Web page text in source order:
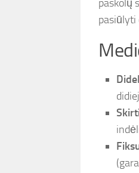
paskolų
pasiūlyti